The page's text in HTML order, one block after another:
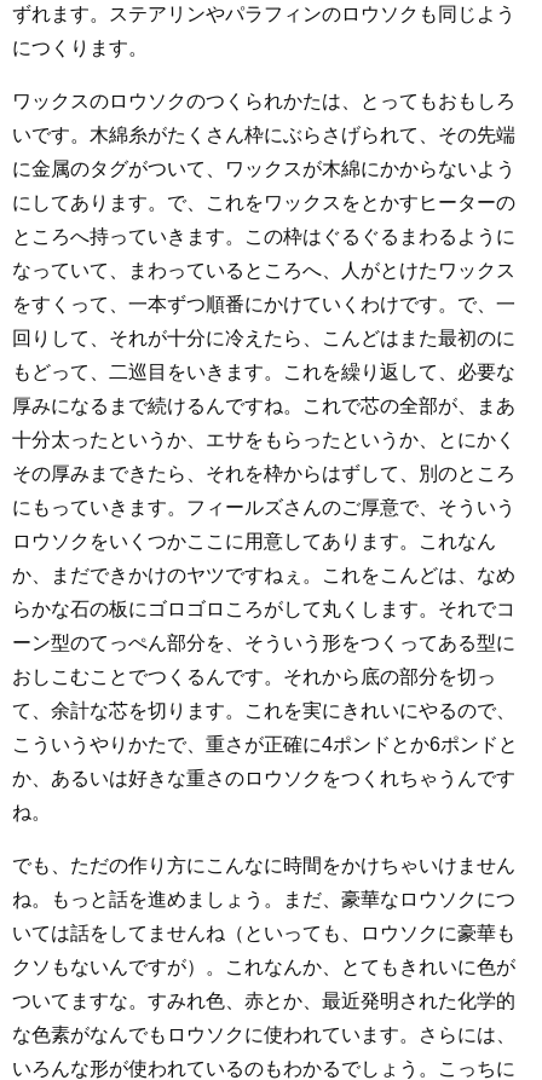
ずれます。ステアリンやパラフィンのロウソクも同じよう
につくります。
ワックスのロウソクのつくられかたは、とってもおもしろ
いです。木綿糸がたくさん枠にぶらさげられて、その先端
に金属のタグがついて、ワックスが木綿にかからないよう
にしてあります。で、これをワックスをとかすヒーターの
ところへ持っていきます。この枠はぐるぐるまわるように
なっていて、まわっているところへ、人がとけたワックス
をすくって、一本ずつ順番にかけていくわけです。で、一
回りして、それが十分に冷えたら、こんどはまた最初のに
もどって、二巡目をいきます。これを繰り返して、必要な
厚みになるまで続けるんですね。これで芯の全部が、まあ
十分太ったというか、エサをもらったというか、とにかく
その厚みまできたら、それを枠からはずして、別のところ
にもっていきます。フィールズさんのご厚意で、そういう
ロウソクをいくつかここに用意してあります。これなん
か、まだできかけのヤツですねぇ。これをこんどは、なめ
らかな石の板にゴロゴロころがして丸くします。それでコ
ーン型のてっぺん部分を、そういう形をつくってある型に
おしこむことでつくるんです。それから底の部分を切っ
て、余計な芯を切ります。これを実にきれいにやるので、
こういうやりかたで、重さが正確に4ポンドとか6ポンドと
か、あるいは好きな重さのロウソクをつくれちゃうんです
ね。
でも、ただの作り方にこんなに時間をかけちゃいけません
ね。もっと話を進めましょう。まだ、豪華なロウソクにつ
いては話をしてませんね（といっても、ロウソクに豪華も
クソもないんですが）。これなんか、とてもきれいに色が
ついてますな。すみれ色、赤とか、最近発明された化学的
な色素がなんでもロウソクに使われています。さらには、
いろんな形が使われているのもわかるでしょう。こっちに